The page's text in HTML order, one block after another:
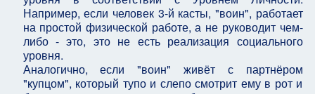
Например, если человек 3-й касты, "воин", работает
на простой физической работе, а не руководит чем-
либо - это, это не есть реализация социального
уровня.
Аналогично, если "воин" живёт с партнёром
"купцом", который тупо и слепо смотрит ему в рот и